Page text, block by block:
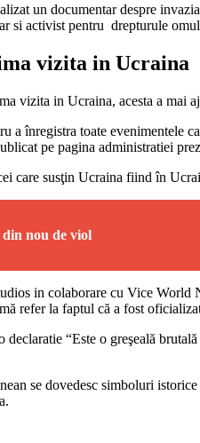
un documentar despre
si activist pentru drepturule
vizita in Ucraina
vizita in Ucraina, acesta a
a înregistra toate evenimentele
pe pagina administratiei
care susţin Ucraina fiind în
nou de viol
in colaborare cu Vice
refer la faptul că a fost
“Este o greşeală
se dovedesc simboluri